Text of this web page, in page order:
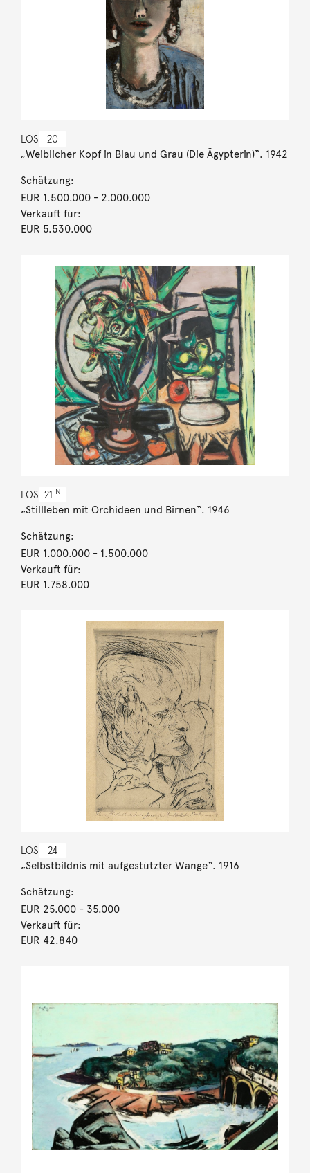
LOS 20
„Weiblicher Kopf in Blau und Grau (Die Ägypterin)“. 1942
Schätzung:
EUR 1.500.000- 2.000.000
Verkauft für:
EUR 5.530.000
LOS 21 N
„Stillleben mit Orchideen und Birnen“. 1946
Schätzung:
EUR 1.000.000- 1.500.000
Verkauft für:
EUR 1.758.000
LOS 24
„Selbstbildnis mit aufgestützter Wange“. 1916
Schätzung:
EUR 25.000- 35.000
Verkauft für:
EUR 42.840